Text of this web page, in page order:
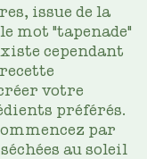
issue de la
mot "tapenade"
cependant
votre
préférés.
par
au soleil